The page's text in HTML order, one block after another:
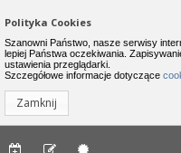
Urząd Gminy
Nawigacja do
Polityka Cookies
Szanowni Państwo, nasze serwisy
lepiej Państwa oczekiwania.
ustawienia przeglądarki.
Szczegółowe informacje dotyczące
Zamknij
Menu górne - edycja
Lewe menu
INFORMACJE
Komunikaty